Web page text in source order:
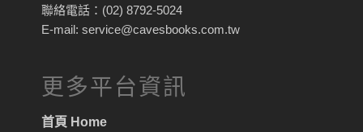
聯絡電話：(02) 8792-5024
E-mail: service@cavesbooks.com.tw
更多平台資訊
首頁 Home